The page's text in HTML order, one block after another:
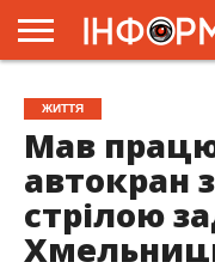
ГОЛОВНА
ЖИТТЯ
ВЛАДА
ГРОШІ
ТРЕШ
ПРЕС-
РЕЛІЗИ
РЕКЛАМА
ПРОЕКТИ
ЖИТТЯ
Мав
автокран
стрілою